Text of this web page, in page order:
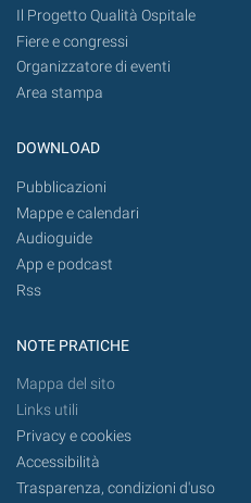
Il Progetto Qualità Ospitale
Fiere e congressi
Organizzatore di eventi
Area stampa
DOWNLOAD
Pubblicazioni
Mappe e calendari
Audioguide
App e podcast
Rss
NOTE PRATICHE
Mappa del sito
Links utili
Privacy e cookies
Accessibilità
Trasparenza, condizioni d'uso